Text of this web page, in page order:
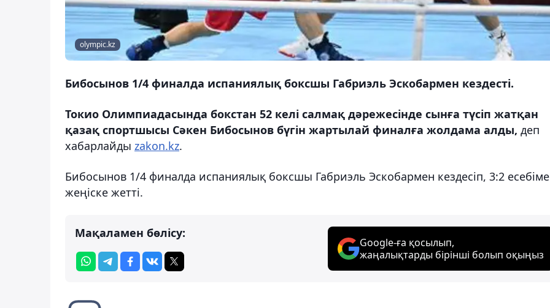
olympic.kz
Бибосынов 1/4 финалда испаниялық боксшы Габриэль Эскобармен кездесті.
Токио Олимпиадасында бокстан 52 келі салмақ дәрежесінде сынға түсіп жатқан
қазақ спортшысы Сәкен Бибосынов бүгін жартылай финалға жолдама алды, деп
хабарлайды zakon.kz.
Бибосынов 1/4 финалда испаниялық боксшы Габриэль Эскобармен кездесіп, 3:2
жеңіске жетті.
Мақаламен бөлісу:
Google-ға қосылып,
жаңалықтарды бірінші болып оқыңыз